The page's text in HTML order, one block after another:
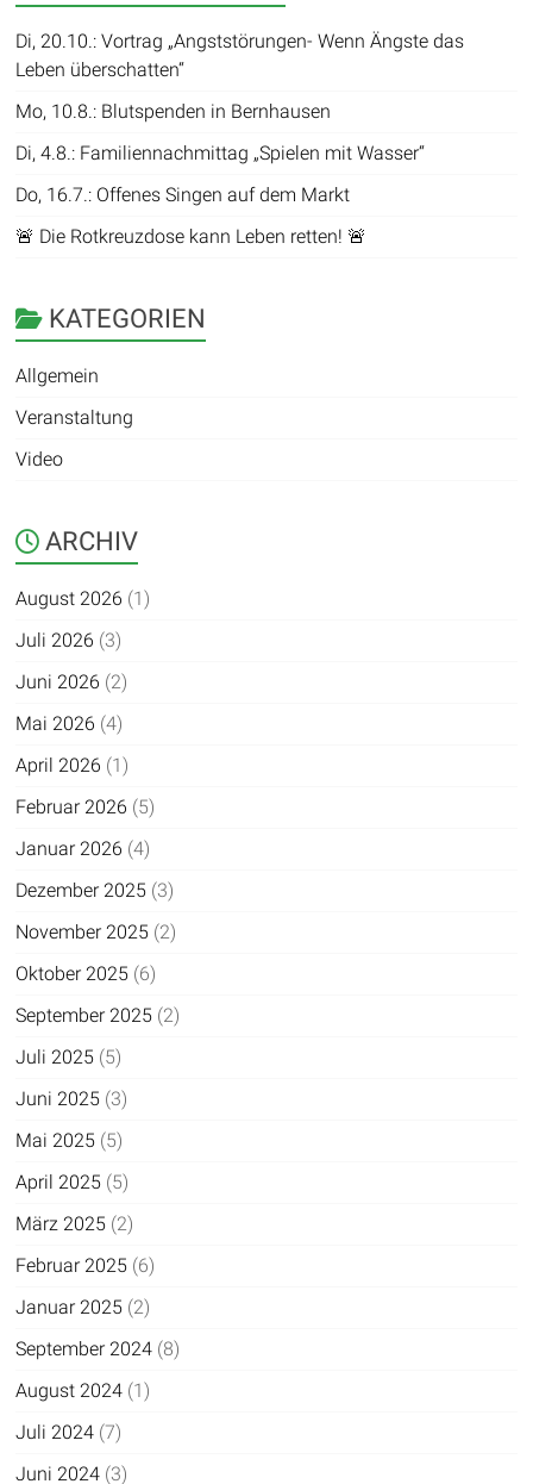
Di, 20.10.: Vortrag „Angststörungen- Wenn Ängste das
Leben überschatten“
Mo, 10.8.: Blutspenden in Bernhausen
Di, 4.8.: Familiennachmittag „Spielen mit Wasser“
Do, 16.7.: Offenes Singen auf dem Markt
🚨 Die Rotkreuzdose kann Leben retten! 🚨
KATEGORIEN
Allgemein
Veranstaltung
Video
ARCHIV
August 2026 (1)
Juli 2026 (3)
Juni 2026 (2)
Mai 2026 (4)
April 2026 (1)
Februar 2026 (5)
Januar 2026 (4)
Dezember 2025 (3)
November 2025 (2)
Oktober 2025 (6)
September 2025 (2)
Juli 2025 (5)
Juni 2025 (3)
Mai 2025 (5)
April 2025 (5)
März 2025 (2)
Februar 2025 (6)
Januar 2025 (2)
September 2024 (8)
August 2024 (1)
Juli 2024 (7)
Juni 2024 (3)